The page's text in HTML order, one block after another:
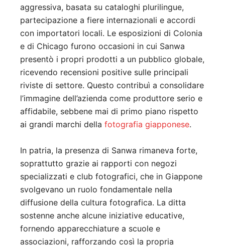
aggressiva, basata su cataloghi plurilingue,
partecipazione a fiere internazionali e accordi
con importatori locali. Le esposizioni di Colonia
e di Chicago furono occasioni in cui Sanwa
presentò i propri prodotti a un pubblico globale,
ricevendo recensioni positive sulle principali
riviste di settore. Questo contribuì a consolidare
l’immagine dell’azienda come produttore serio e
affidabile, sebbene mai di primo piano rispetto
ai grandi marchi della fotografia giapponese.
In patria, la presenza di Sanwa rimaneva forte,
soprattutto grazie ai rapporti con negozi
specializzati e club fotografici, che in Giappone
svolgevano un ruolo fondamentale nella
diffusione della cultura fotografica. La ditta
sostenne anche alcune iniziative educative,
fornendo apparecchiature a scuole e
associazioni, rafforzando così la propria